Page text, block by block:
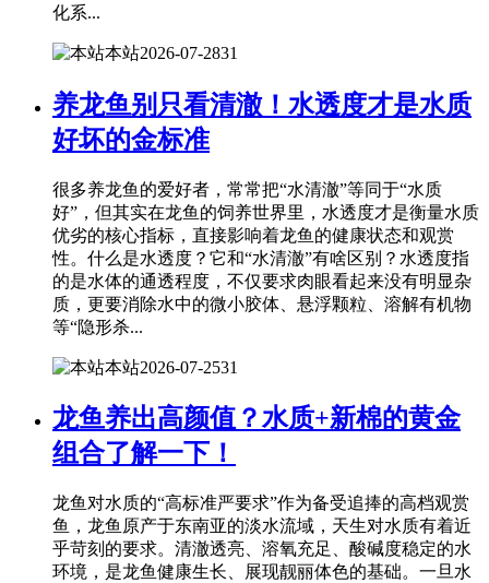
化系...
本站2026-07-2831
养龙鱼别只看清澈！水透度才是水质
好坏的金标准
很多养龙鱼的爱好者，常常把“水清澈”等同于“水质
好”，但其实在龙鱼的饲养世界里，水透度才是衡量水质
优劣的核心指标，直接影响着龙鱼的健康状态和观赏
性。什么是水透度？它和“水清澈”有啥区别？水透度指
的是水体的通透程度，不仅要求肉眼看起来没有明显杂
质，更要消除水中的微小胶体、悬浮颗粒、溶解有机物
等“隐形杀...
本站2026-07-2531
龙鱼养出高颜值？水质+新棉的黄金
组合了解一下！
龙鱼对水质的“高标准严要求”作为备受追捧的高档观赏
鱼，龙鱼原产于东南亚的淡水流域，天生对水质有着近
乎苛刻的要求。清澈透亮、溶氧充足、酸碱度稳定的水
环境，是龙鱼健康生长、展现靓丽体色的基础。一旦水